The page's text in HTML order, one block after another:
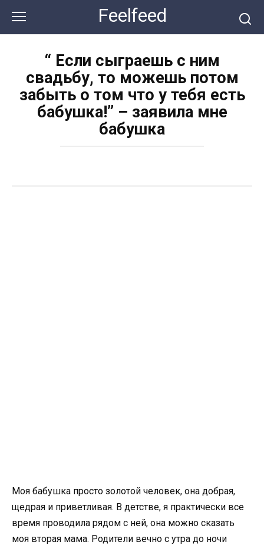
контенту
Feelfeed
“ Если сыграешь с ним
свадьбу, то можешь потом
забыть о том что у тебя есть
бабушка!” – заявила мне
бабушка
Моя бабушка просто золотой человек, она добрая,
щедрая и приветливая. В детстве, я практически все
время проводила рядом с ней, она можно сказать
моя вторая мама. Родители вечно с утра до ночи